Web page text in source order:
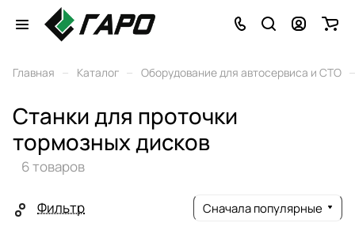
Главная – Каталог – Оборудование для автосервиса и СТО –
Станки для проточки
тормозных дисков
6 товаров
Фильтр Сначала популярные